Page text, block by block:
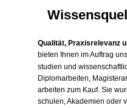
Qualität, Praxisrelevanz
bieten Ihnen im Auftrag
studien und
Diplomarbeiten,
arbeiten zum Kauf. Sie
schulen, Akademien oder